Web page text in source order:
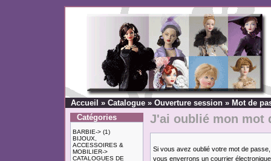
Accueil » Catalogue» Ouverture session» Mot de
Catégories
BARBIE->(1)
BIJOUX,
ACCESSOIRES &
MOBILIER->
CATALOGUES DE
J'ai oublié mon mot
Si vous avez oublié votre mot de
vous enverrons un courrier